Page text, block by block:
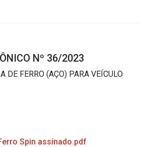
Nº 36/2023
DE FERRO (AÇO) PARA VEÍCULO
Spin assinado.pdf